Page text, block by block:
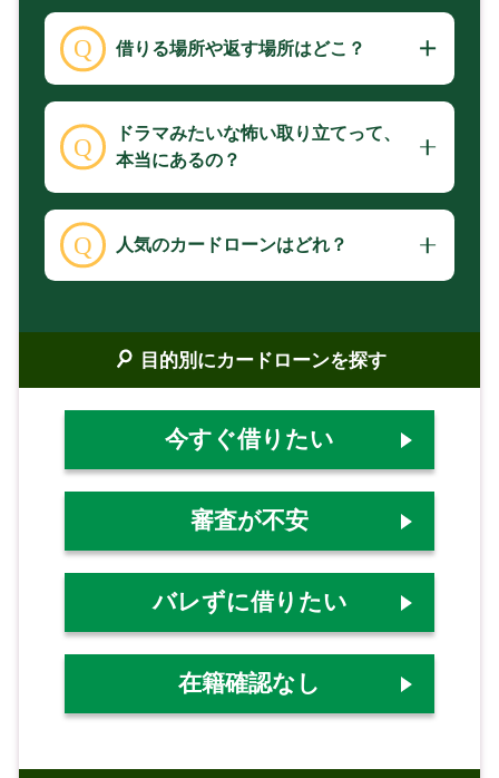
借りる場所や返す場所はどこ？
ドラマみたいな怖い取り立てって、
本当にあるの？
人気のカードローンはどれ？
目的別にカードローンを探す
今すぐ借りたい
審査が不安
バレずに借りたい
在籍確認なし